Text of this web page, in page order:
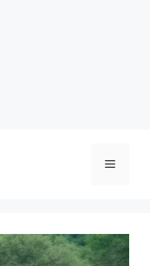
Menu